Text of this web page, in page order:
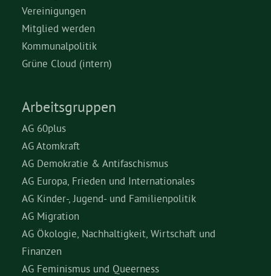
Vereinigungen
Mitglied werden
Kommunalpolitik
Grüne Cloud (intern)
Arbeitsgruppen
AG 60plus
AG Atomkraft
AG Demokratie & Antifaschismus
AG Europa, Frieden und Internationales
AG Kinder-, Jugend- und Familienpolitik
AG Migration
AG Ökologie, Nachhaltigkeit, Wirtschaft und
Finanzen
AG Feminismus und Queerness